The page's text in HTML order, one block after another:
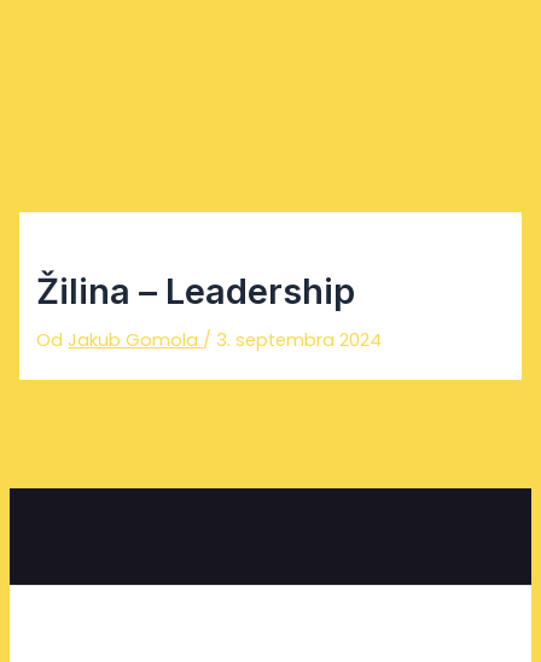
Žilina – Leadership
Od Jakub Gomola / 3. septembra 2024